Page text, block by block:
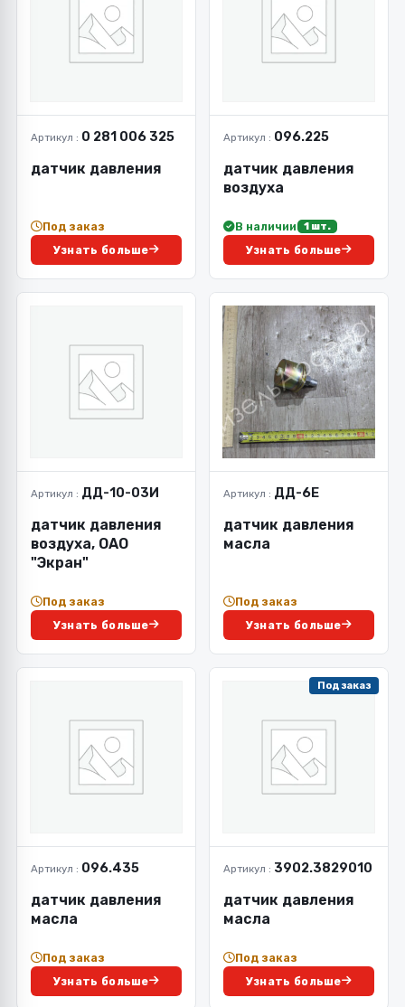
Артикул : 0 281 006 325
датчик давления
Под заказ
Узнать больше
Артикул : 096.225
датчик давления
воздуха
В наличии 1 шт.
Узнать больше
Артикул : ДД-10-03И
датчик давления
воздуха, ОАО
"Экран"
Под заказ
Узнать больше
Артикул : ДД-6Е
датчик давления
масла
Под заказ
Узнать больше
Артикул : 096.435
датчик давления
масла
Под заказ
Узнать больше
Под заказ
Артикул : 3902.3829010
датчик давления
масла
Под заказ
Узнать больше